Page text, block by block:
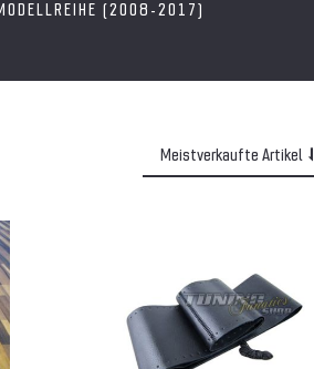
(2008-2017)